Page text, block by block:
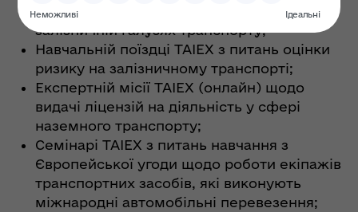
ринкового нагляду в автомобільній та
залізничній галузях транспорту;
Навчальній поїздці TAIEX з питань оцінки
ризику на залізничному транспорті;
Експертній місії TAIEX (онлайн) щодо
видачі ліцензій на діяльність у сфері
наземного транспорту;
Семінарі TAIEX з питань навчання з
Європейської угоди щодо роботи екіпажів
транспортних засобів, які виконують
міжнародні автомобільні перевезення;